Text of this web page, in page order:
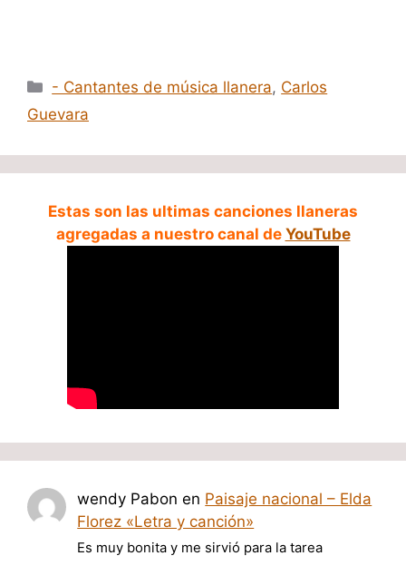
Categorías
- Cantantes de música llanera, Carlos
Guevara
Estas son las ultimas canciones llaneras
agregadas a nuestro canal de YouTube
wendy Pabon en Paisaje nacional – Elda
Florez «Letra y canción»
Es muy bonita y me sirvió para la tarea